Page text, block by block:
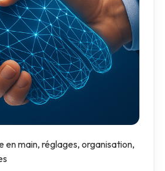
en main, réglages, organisation,